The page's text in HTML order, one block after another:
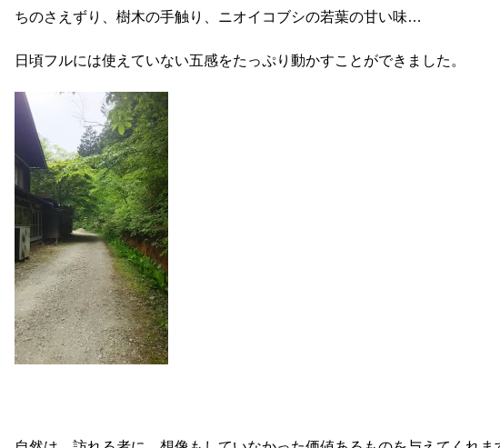
ちのさえずり、樹木の手触り、ニオイコブシの若葉の甘い味…
日頃フルには使えていない五感をたっぷり動かすことができました。